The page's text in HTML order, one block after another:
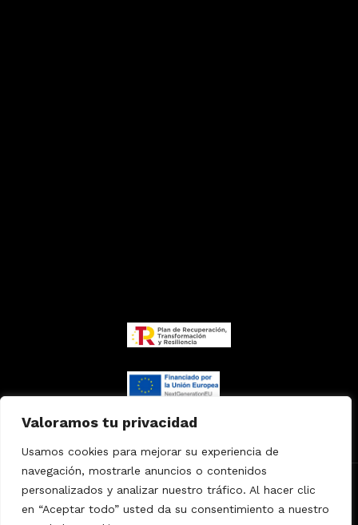
Valoramos tu privacidad
Usamos cookies para mejorar su experiencia de
navegación, mostrarle anuncios o contenidos
personalizados y analizar nuestro tráfico. Al hacer clic
en “Aceptar todo” usted da su consentimiento a nuestro
Copyright© 2024MKVETAgenciaespecializada